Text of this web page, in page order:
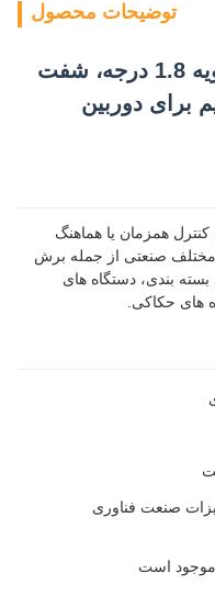
توضیحات محصول
موتور استپر NEMA 14 با زاویه 1.8 درجه، شفت
نیوتن متر، 4 سیم برای دوربین
همزمان یا هماهنگ
صنعتی از جمله برش
بندی، دستگاه های
های حکاکی.
صنعت فناوری
است